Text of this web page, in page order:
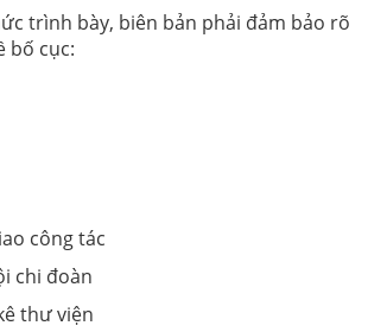
trình bày, biên bản phải đảm bảo rõ
bố cục:
công tác
chi đoàn
thư viện